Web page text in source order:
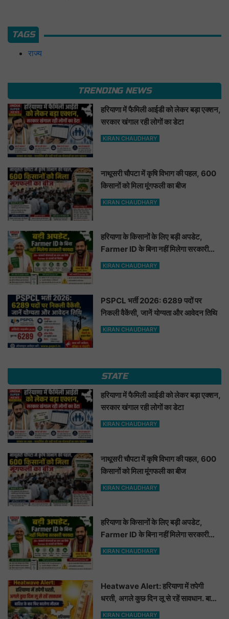
TAGS
राज्य
TRENDING NEWS
हरियाणा में फैमिली आईडी को लेकर बड़ा एक्शन,
सरकार खंगाल रही लोगों का डेटा
KIRAN CHAUDHARY
नाथूसरी चौपटा में कृषि विभाग की पहल, 600
किसानों को मिला मूंगफली का बीज
KIRAN CHAUDHARY
हरियाणा के किसानों के लिए बड़ी अपडेट,
Farmer ID के बिना नहीं मिलेगा सरकारी
फायदा
KIRAN CHAUDHARY
PSPCL भर्ती 2026: 6289 पदों पर
निकली वैकेंसी, जानें योग्यता और आवेदन तिथि
KIRAN CHAUDHARY
STATE
हरियाणा में फैमिली आईडी को लेकर बड़ा एक्शन,
सरकार खंगाल रही लोगों का डेटा
KIRAN CHAUDHARY
नाथूसरी चौपटा में कृषि विभाग की पहल, 600
किसानों को मिला मूंगफली का बीज
KIRAN CHAUDHARY
हरियाणा के किसानों के लिए बड़ी अपडेट,
Farmer ID के बिना नहीं मिलेगा सरकारी
फायदा
KIRAN CHAUDHARY
Heatwave Alert: हरियाणा में तपेगी
धरती, अगले कुछ दिन लू से रहें सावधान. बारिश
के बाद फिर बदलेगा मौसम
KIRAN CHAUDHARY